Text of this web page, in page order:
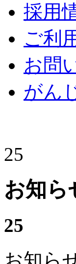
採用
ご利
お問
がん
25
お知ら
25